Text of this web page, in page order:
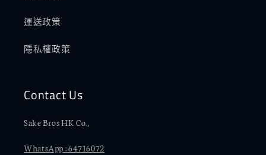
運送政策
隱私權政策
Contact Us
Sake Bros HK Co.,
WhatsApp : 64716072